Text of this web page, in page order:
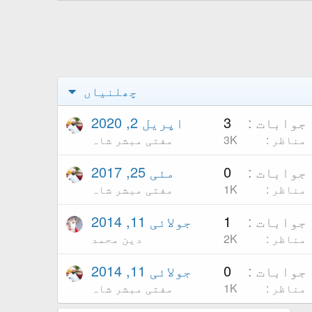
چھلنیاں
جوابات 3
مناظر 3K
اپریل 2, 2020
مفتی مبشر شاہ
جوابات 0
مناظر 1K
مئی 25, 2017
مفتی مبشر شاہ
جوابات 1
مناظر 2K
جولائی 11, 2014
دین محمد
جوابات 0
مناظر 1K
جولائی 11, 2014
مفتی مبشر شاہ